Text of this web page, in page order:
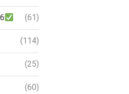
(61)
(114)
(25)
(60)